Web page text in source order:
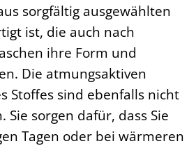
sorgfältig ausgewählten
ist, die auch nach
ihre Form und
Die atmungsaktiven
Stoffes sind ebenfalls nicht
Sie sorgen dafür, dass Sie
Tagen oder bei wärmeren